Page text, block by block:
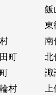
飯
東
南
町 北
諏
村 上